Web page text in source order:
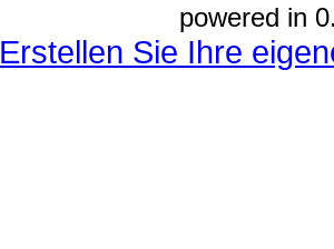
powered in
Erstellen Sie Ihre